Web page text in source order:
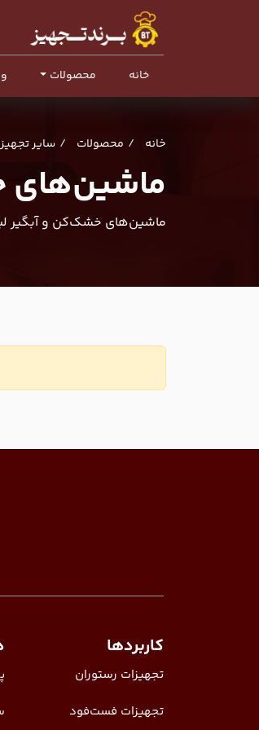
خانه محصولات
خانه محصولات سایر
ماشین‌های
ماشین‌های خشک‌کن و آبگیر
کاربردها
تجهیزات رستوران
تجهیزات فست‌فود